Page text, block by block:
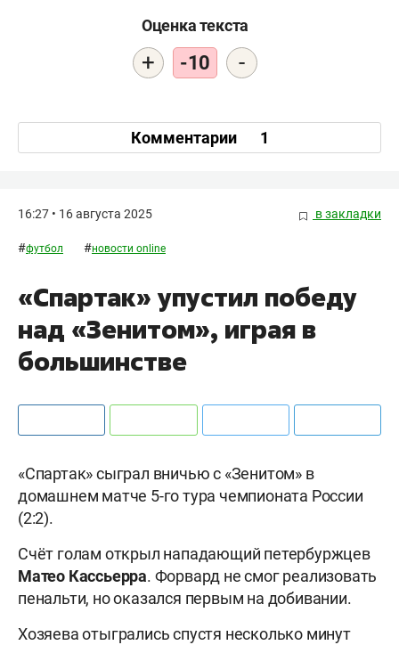
Оценка текста
+ -10 -
Комментарии 1
16:27 • 16 августа 2025 в закладки
#футбол #новости online
«Спартак» упустил победу
над «Зенитом», играя в
большинстве
«Спартак» сыграл вничью с «Зенитом» в
домашнем матче 5-го тура чемпионата России
(2:2).
Счёт голам открыл нападающий петербуржцев
Матео Кассьерра. Форвард не смог реализовать
пенальти, но оказался первым на добивании.
Хозяева отыгрались спустя несколько минут